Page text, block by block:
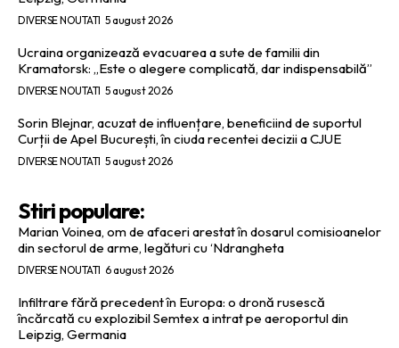
DIVERSE NOUTATI 5 august 2026
Ucraina organizează evacuarea a sute de familii din
Kramatorsk: „Este o alegere complicată, dar indispensabilă”
DIVERSE NOUTATI 5 august 2026
Sorin Blejnar, acuzat de influențare, beneficiind de suportul
Curții de Apel București, în ciuda recentei decizii a CJUE
DIVERSE NOUTATI 5 august 2026
Stiri populare:
Marian Voinea, om de afaceri arestat în dosarul comisioanelor
din sectorul de arme, legături cu ‘Ndrangheta
DIVERSE NOUTATI 6 august 2026
Infiltrare fără precedent în Europa: o dronă rusescă
încărcată cu explozibil Semtex a intrat pe aeroportul din
Leipzig, Germania